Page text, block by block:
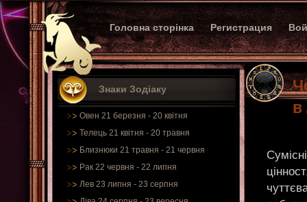
Головна сторінка Регистрация
Знаки Зодіаку
Овен 21 березня - 20 квітня
Телець 21 квітня - 20 травня
Близнюки 21 травня - 21 червня
Рак 22 червня - 22 липня
Лев 23 липня - 23 серпня
в